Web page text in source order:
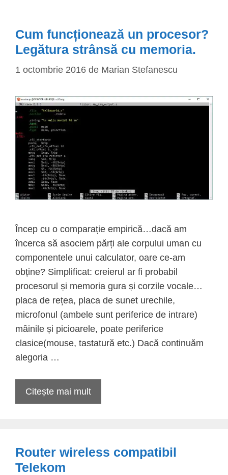
Cum funcționează un procesor?
Legătura strânsă cu memoria.
1 octombrie 2016 de Marian Stefanescu
Încep cu o comparație empirică…dacă am
încerca să asociem părți ale corpului uman cu
componentele unui calculator, oare ce-am
obține? Simplificat: creierul ar fi probabil
procesorul și memoria gura și corzile vocale…
placa de rețea, placa de sunet urechile,
microfonul (ambele sunt periferice de intrare)
mâinile și picioarele, poate periferice
clasice(mouse, tastatură etc.) Dacă continuăm
alegoria …
Citește mai mult
Router wireless compatibil
Telekom